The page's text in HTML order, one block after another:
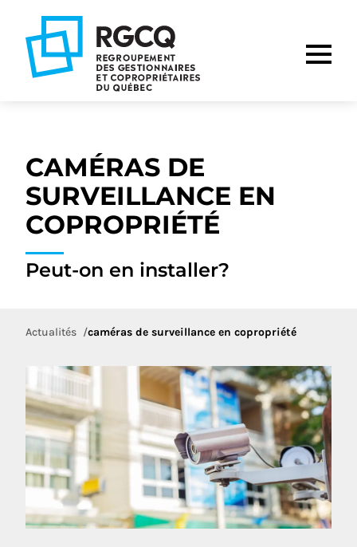
navigation
principale
contenu
CAMÉRAS DE
SURVEILLANCE EN
COPROPRIÉTÉ
Peut-on en installer?
Actualités caméras de surveillance en copropriété